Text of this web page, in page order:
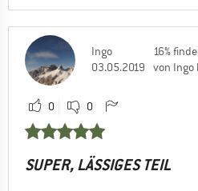
Ingo
03.05.2019
16%
von Ingo
0 0
SUPER, LÄSSIGES TEIL